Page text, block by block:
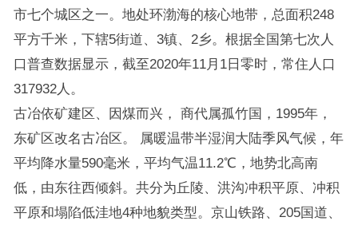
市七个城区之一。地处环渤海的核心地带，总面积248
平方千米，下辖5街道、3镇、2乡。根据全国第七次人
口普查数据显示，截至2020年11月1日零时，常住人口
317932人。
古冶依矿建区、因煤而兴， 商代属孤竹国，1995年，
东矿区改名古冶区。 属暖温带半湿润大陆季风气候，年
平均降水量590毫米，平均气温11.2℃，地势北高南
低，由东往西倾斜。共分为丘陵、洪沟冲积平原、冲积
平原和塌陷低洼地4种地貌类型。京山铁路、205国道、